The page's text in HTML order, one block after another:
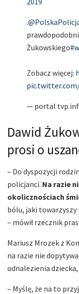
.
Żukowskiego
Zobacz więcej:
— portal
Dawid
prosi o
– Do dyspozycji
policjanci. Na razie
okolicznościach
bólu, jaki towarzyszy
– mówił rzecznik
Mariusz Mrozek z
na razie nie
odnalezienia
– Myślę, że na to